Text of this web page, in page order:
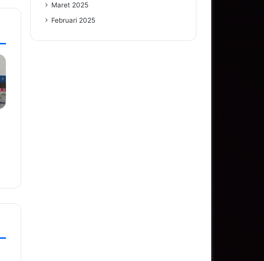
Maret 2025
Februari 2025